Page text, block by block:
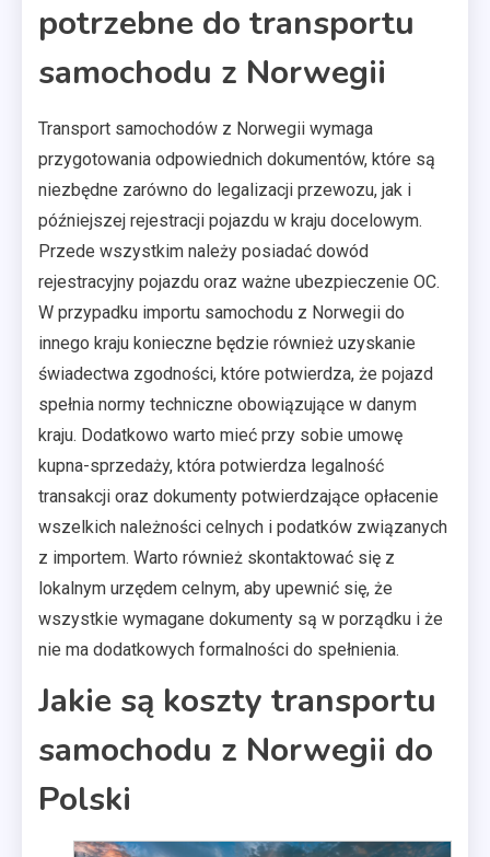
potrzebne do transportu
samochodu z Norwegii
Transport samochodów z Norwegii wymaga
przygotowania odpowiednich dokumentów, które są
niezbędne zarówno do legalizacji przewozu, jak i
późniejszej rejestracji pojazdu w kraju docelowym.
Przede wszystkim należy posiadać dowód
rejestracyjny pojazdu oraz ważne ubezpieczenie OC.
W przypadku importu samochodu z Norwegii do
innego kraju konieczne będzie również uzyskanie
świadectwa zgodności, które potwierdza, że pojazd
spełnia normy techniczne obowiązujące w danym
kraju. Dodatkowo warto mieć przy sobie umowę
kupna-sprzedaży, która potwierdza legalność
transakcji oraz dokumenty potwierdzające opłacenie
wszelkich należności celnych i podatków związanych
z importem. Warto również skontaktować się z
lokalnym urzędem celnym, aby upewnić się, że
wszystkie wymagane dokumenty są w porządku i że
nie ma dodatkowych formalności do spełnienia.
Jakie są koszty transportu
samochodu z Norwegii do
Polski